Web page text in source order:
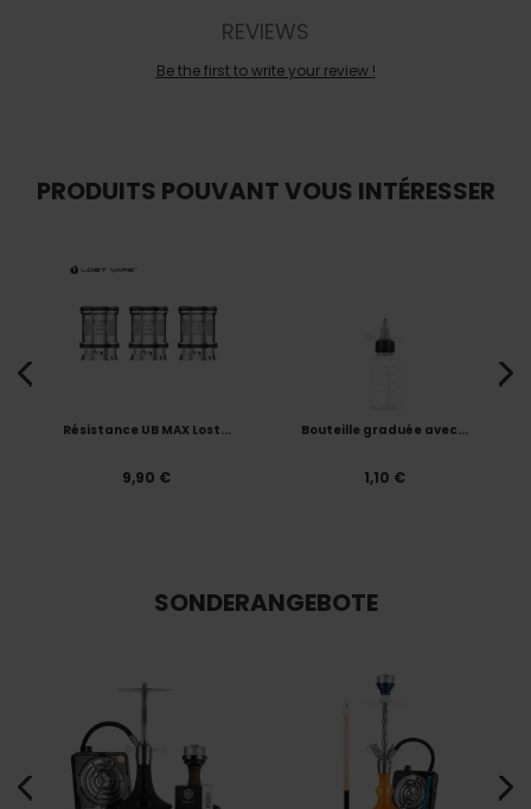
REVIEWS
Be the first to write your review !
PRODUITS POUVANT VOUS INTÉRESSER
Résistance UB MAX Lost...
9,90 €
Bouteille graduée avec...
1,10 €
SONDERANGEBOTE